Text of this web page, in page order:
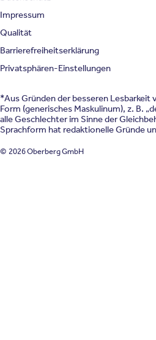
Impressum
Qualität
Barrierefreiheitserklärung
Privatsphären-Einstellungen
*Aus Gründen der besseren Lesbarkeit
Form (generisches Maskulinum), z. B.
alle Geschlechter im Sinne der
Sprachform hat redaktionelle Gründe
© 2026 Oberberg GmbH